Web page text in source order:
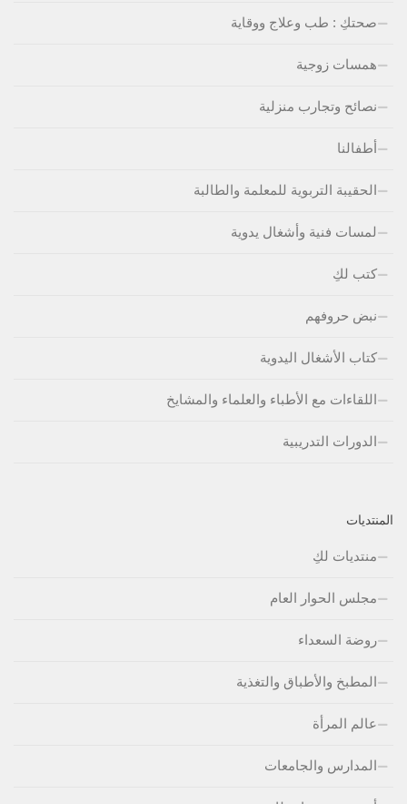
صحتكِ : طب وعلاج ووقاية
همسات زوجية
نصائح وتجارب منزلية
أطفالنا
الحقيبة التربوية للمعلمة والطالبة
لمسات فنية وأشغال يدوية
كتب لكِ
نبض حروفهم
كتاب الأشغال اليدوية
اللقاءات مع الأطباء والعلماء والمشايخ
الدورات التدريبية
المنتديات
منتديات لكِ
مجلس الحوار العام
روضة السعداء
المطبخ والأطباق والتغذية
عالم المرأة
المدارس والجامعات